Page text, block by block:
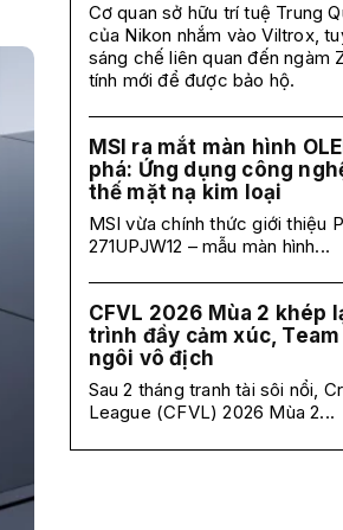
Cơ quan sở hữu trí tuệ Trung
của Nikon nhắm vào Viltrox,
sáng chế liên quan đến ngàm
tính mới để được bảo hộ.
MSI ra mắt màn hình
phá: Ứng dụng công
thế mặt nạ kim loại
MSI vừa chính thức giới thiệu
271UPJW12 – mẫu màn hình...
CFVL 2026 Mùa 2 khép
trình đầy cảm xúc,
ngôi vô địch
Sau 2 tháng tranh tài sôi nổi,
League (CFVL) 2026 Mùa 2...